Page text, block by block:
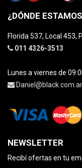
¿DÓNDE
Florida 537, Local 453,
011 4326-3513
Lunes a viernes de
Daniel@black.com.ar
NEWSLETTER
Recibí ofertas en tu